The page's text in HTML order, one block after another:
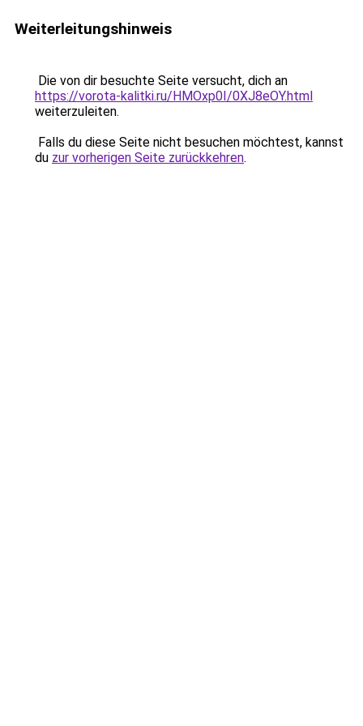
Weiterleitungshinweis
Die von dir besuchte Seite versucht, dich an
https://vorota-kalitki.ru/HMOxp0I/0XJ8eOY.html
weiterzuleiten.
Falls du diese Seite nicht besuchen möchtest, kannst
du zur vorherigen Seite zurückkehren.